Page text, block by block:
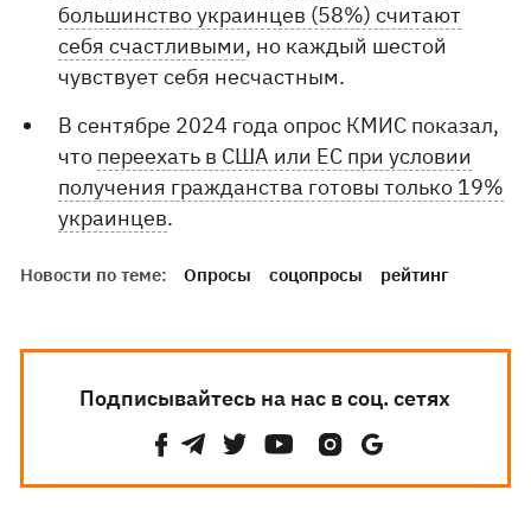
большинство украинцев (58%) считают
себя счастливыми, но каждый шестой
чувствует себя несчастным.
В сентябре 2024 года опрос КМИС показал,
что переехать в США или ЕС при условии
получения гражданства готовы только 19%
украинцев.
Новости по теме: Опросы соцопросы рейтинг
Подписывайтесь на нас в соц. сетях